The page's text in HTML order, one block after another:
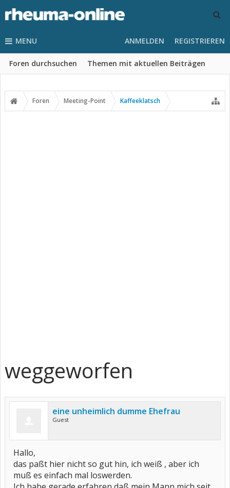
MENU
Foren durchsuchen Themen mit aktuellen Beiträgen
ANMELDEN REGISTRIEREN
Foren Meeting-Point Kaffeeklatsch
weggeworfen
eine unheimlich dumme Ehefrau
Guest
Hallo,
das paßt hier nicht so gut hin, ich weiß , aber ich
muß es einfach mal loswerden.